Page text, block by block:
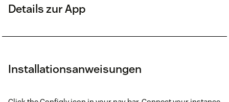
Details zur App
Installationsanweisungen